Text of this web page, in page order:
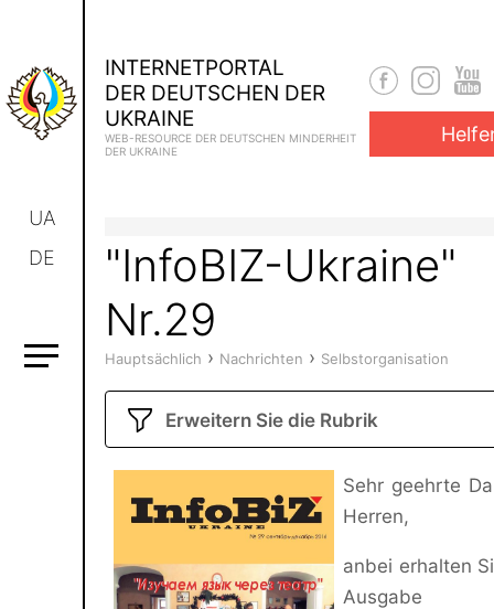
UA
DE
INTERNETPORTAL
DER DEUTSCHEN DER
UKRAINE
WEB-RESOURCE DER DEUTSCHEN MINDERHEIT
DER UKRAINE
"InfoBIZ-Ukraine"
Nr.29
Hauptsächlich › Nachrichten › Selbstorganisation
Erweitern Sie die Rubrik
Sehr geehrte
Herren,
anbei erhalten